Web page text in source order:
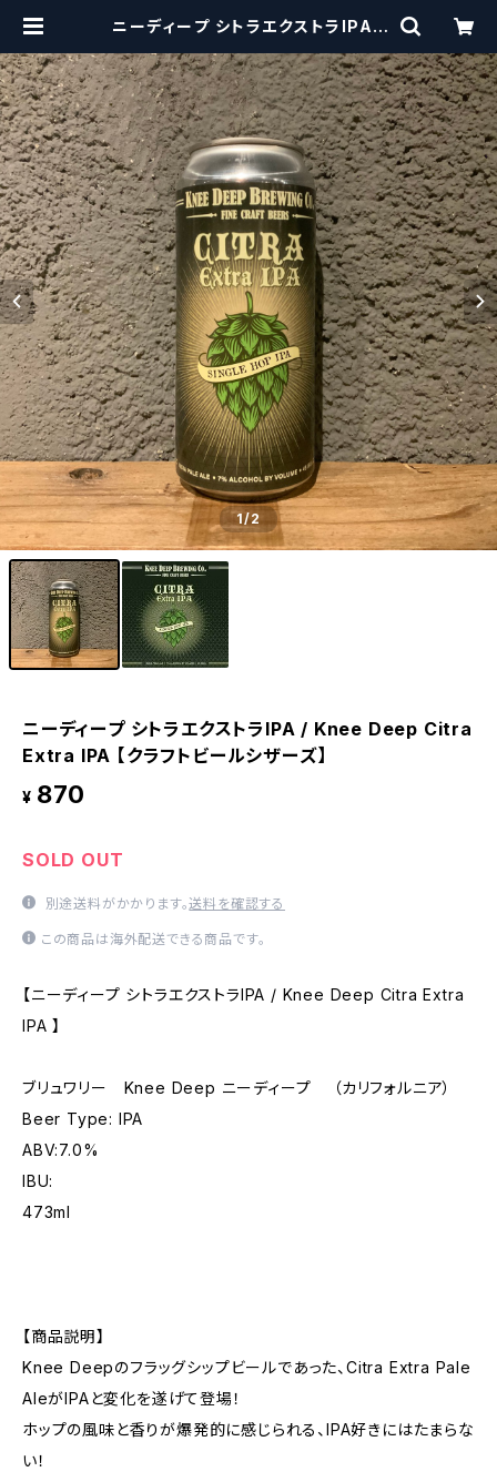
ニーディープ シトラエクストラIPA /
ラフトビールシザーズ】 | craftbeer
scissors
1/2
ニーディープ シトラエクストラIPA / Knee Deep Citra
Extra IPA 【クラフトビールシザーズ】
¥ 870
SOLD OUT
別途送料がかかります。送料を確認する
この商品は海外配送できる商品です。
【ニーディープ シトラエクストラIPA / Knee Deep Citra Extra
IPA 】
ブリュワリー Knee Deep ニーディープ （カリフォルニア）
Beer Type: IPA
ABV:7.0%
IBU:
473ml
【商品説明】
Knee Deepのフラッグシップビールであった、Citra Extra Pale
AleがIPAと変化を遂げて登場！
ホップの風味と香りが爆発的に感じられる、IPA好きにはたまらな
い！